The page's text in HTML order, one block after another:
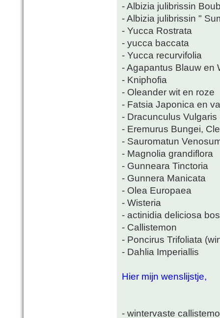
- Albizia julibrissin
- Albizia julibrissin "
- Yucca Rostrata
- yucca baccata
- Yucca recurvifolia
- Agapantus Blauw en
- Kniphofia
- Oleander wit en roze
- Fatsia Japonica en
- Dracunculus Vulgaris
- Eremurus Bungei,
- Sauromatun
- Magnolia grandiflora
- Gunneara Tinctoria
- Gunnera Manicata
- Olea Europaea
- Wisteria
- actinidia deliciosa
- Callistemon
- Poncirus Trifoliata
- Dahlia Imperiallis
Hier mijn wenslijstje,
- wintervaste